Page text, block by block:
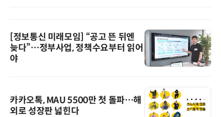
[정보통신 미래모임] “공고 뜬 뒤엔
늦다”…정부사업, 정책수요부터 읽어
야
카카오톡, MAU 5500만 첫 돌파…해
외로 성장판 넓힌다